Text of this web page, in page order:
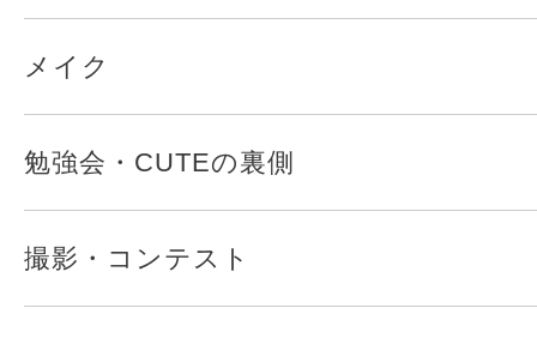
メイク
勉強会・CUTEの裏側
撮影・コンテスト